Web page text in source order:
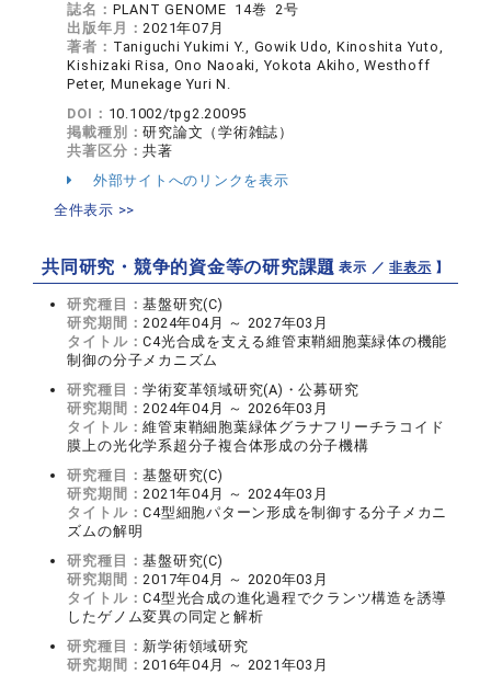
誌名： PLANT GENOME 14巻 2号
出版年月：2021年07月
著者： Taniguchi Yukimi Y., Gowik Udo, Kinoshita Yuto,
Kishizaki Risa, Ono Naoaki, Yokota Akiho, Westhoff
Peter, Munekage Yuri N.
DOI： 10.1002/tpg2.20095
掲載種別：研究論文（学術雑誌）
共著区分：共著
外部サイトへのリンクを表示
全件表示 >>
共同研究・競争的資金等の研究課題【 表示 ／非表示 】
研究種目：基盤研究(C)
研究期間：2024年04月 ～ 2027年03月
タイトル：C4光合成を支える維管束鞘細胞葉緑体の機能
制御の分子メカニズム
研究種目：学術変革領域研究(A)・公募研究
研究期間：2024年04月 ～ 2026年03月
タイトル：維管束鞘細胞葉緑体グラナフリーチラコイド
膜上の光化学系超分子複合体形成の分子機構
研究種目：基盤研究(C)
研究期間：2021年04月 ～ 2024年03月
タイトル：C4型細胞パターン形成を制御する分子メカニ
ズムの解明
研究種目：基盤研究(C)
研究期間：2017年04月 ～ 2020年03月
タイトル：C4型光合成の進化過程でクランツ構造を誘導
したゲノム変異の同定と解析
研究種目： 新学術領域研究
研究期間：2016年04月 ～ 2021年03月